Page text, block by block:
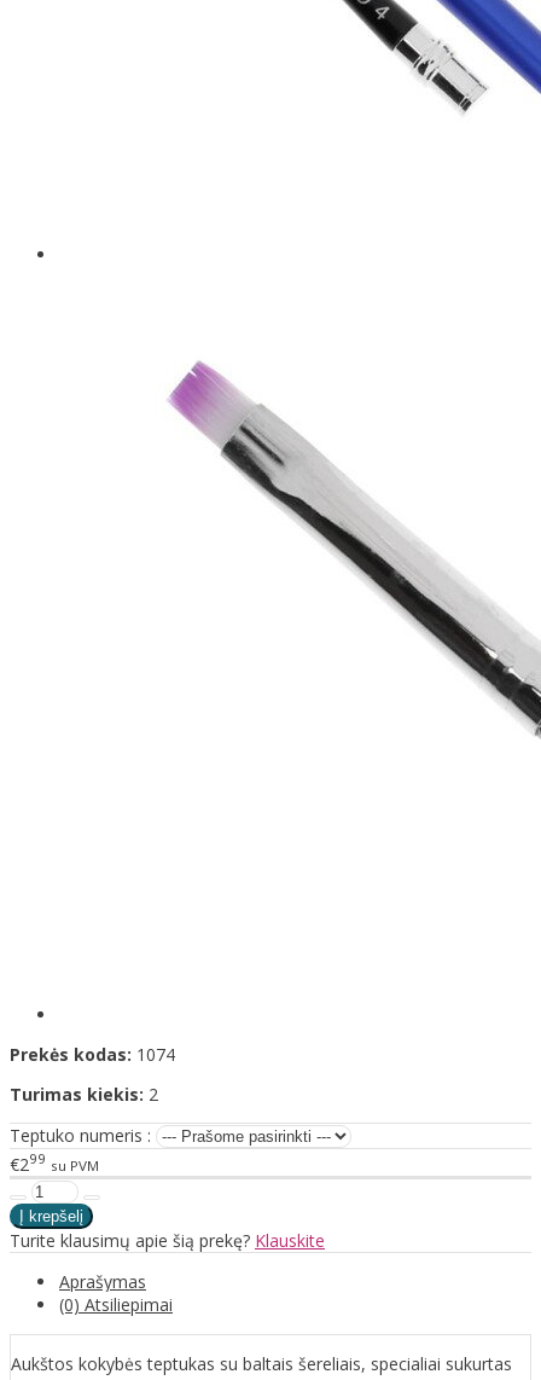
Prekės kodas: 1074
Turimas kiekis: 2
Teptuko numeris :
€299 su PVM
Turite klausimų apie šią prekę? Klauskite
Aprašymas
(0) Atsiliepimai
Aukštos kokybės teptukas su baltais šereliais, specialiai sukurtas